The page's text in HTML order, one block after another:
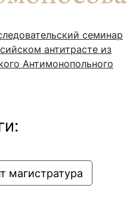
семинар
антитрасте из
Антимонопольного
магистратура